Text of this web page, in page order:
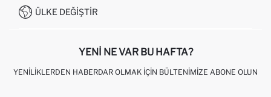
KAMPANYALAR
0850 333 22 86
ÜLKE DEĞIŞTIR
YENI NE VAR BU HAFTA?
YENILIKLERDEN HABERDAR OLMAK İÇIN BÜLTENIMIZE ABONE OLUN